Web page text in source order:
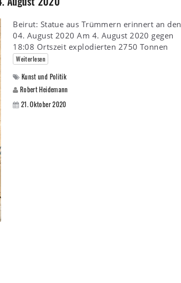
Beirut: Statue aus Trümmern erinnert an den
04. August 2020 Am 4. August 2020 gegen
18:08 Ortszeit explodierten 2750 Tonnen
Weiterlesen
Kunst und Politik
Robert Heidemann
21. Oktober 2020